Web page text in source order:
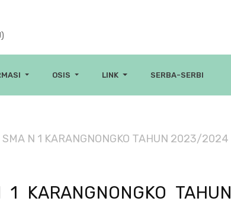
OSIS LINK SERBA-SERBI
SMA N 1 KARANGNONGKO TAHUN 2023/2024
KARANGNONGKO TAHUN